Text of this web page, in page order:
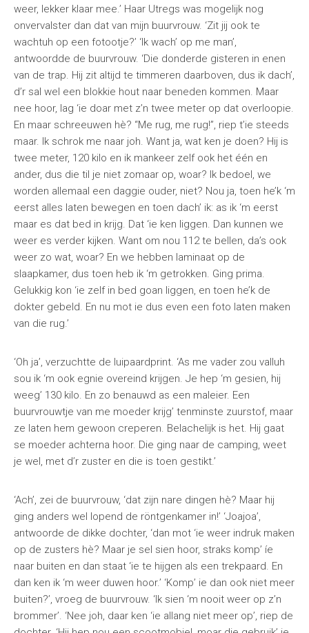
weer, lekker klaar mee.’ Haar Utregs was mogelijk nog
onvervalster dan dat van mijn buurvrouw. ‘Zit jij ook te
wachtuh op een fotootje?’ ‘Ik wach’ op me man’,
antwoordde de buurvrouw. ‘Die donderde gisteren in enen
van de trap. Hij zit altijd te timmeren daarboven, dus ik dach’,
d’r sal wel een blokkie hout naar beneden kommen. Maar
nee hoor, lag ‘ie doar met z’n twee meter op dat overloopie.
En maar schreeuwen hè? “Me rug, me rug!”, riep t’ie steeds
maar. Ik schrok me naar joh. Want ja, wat ken je doen? Hij is
twee meter, 120 kilo en ik mankeer zelf ook het één en
ander, dus die til je niet zomaar op, woar? Ik bedoel, we
worden allemaal een daggie ouder, niet? Nou ja, toen he’k ‘m
eerst alles laten bewegen en toen dach’ ik: as ik ‘m eerst
maar es dat bed in krijg. Dat ‘ie ken liggen. Dan kunnen we
weer es verder kijken. Want om nou 112 te bellen, da’s ook
weer zo wat, woar? En we hebben laminaat op de
slaapkamer, dus toen heb ik ‘m getrokken. Ging prima.
Gelukkig kon ‘ie zelf in bed goan liggen, en toen he’k de
dokter gebeld. En nu mot ie dus even een foto laten maken
van die rug.’
‘Oh ja’, verzuchtte de luipaardprint. ‘As me vader zou valluh
sou ik ‘m ook egnie overeind krijgen. Je hep ‘m gesien, hij
weeg’ 130 kilo. En zo benauwd as een maleier. Een
buurvrouwtje van me moeder krijg’ tenminste zuurstof, maar
ze laten hem gewoon creperen. Belachelijk is het. Hij gaat
se moeder achterna hoor. Die ging naar de camping, weet
je wel, met d’r zuster en die is toen gestikt.’
‘Ach’, zei de buurvrouw, ‘dat zijn nare dingen hè? Maar hij
ging anders wel lopend de röntgenkamer in!’ ‘Joajoa’,
antwoorde de dikke dochter, ‘dan mot ‘ie weer indruk maken
op de zusters hè? Maar je sel sien hoor, straks komp’ íe
naar buiten en dan staat ‘ie te hijgen als een trekpaard. En
dan ken ik ‘m weer duwen hoor.’ ‘Komp’ ie dan ook niet meer
buiten?’, vroeg de buurvrouw. ‘Ik sien ‘m nooit weer op z’n
brommer’. ‘Nee joh, daar ken ‘ie allang niet meer op’, riep de